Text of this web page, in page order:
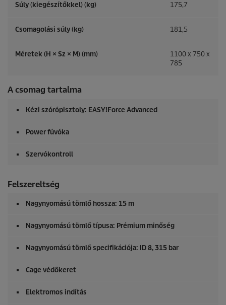
Súly (kiegészítőkkel) (kg) 175,7
Csomagolási súly (kg) 181,5
Méretek (H × Sz × M) (mm)
1100 x 750 x
785
A csomag tartalma
Kézi szórópisztoly: EASY!Force Advanced
Power fúvóka
Szervókontroll
Felszereltség
Nagynyomású tömlő hossza: 15 m
Nagynyomású tömlő típusa: Prémium minőség
Nagynyomású tömlő specifikációja: ID 8, 315 bar
Cage védőkeret
Elektromos indítás